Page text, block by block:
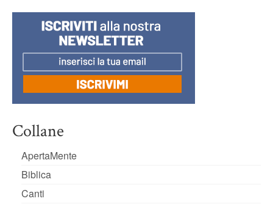
Collane
ApertaMente
Biblica
Canti